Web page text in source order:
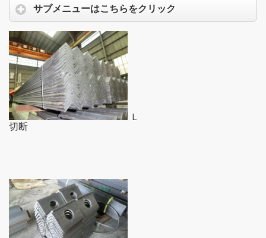
サブメニューはこちらをクリック
Ｌ
切断